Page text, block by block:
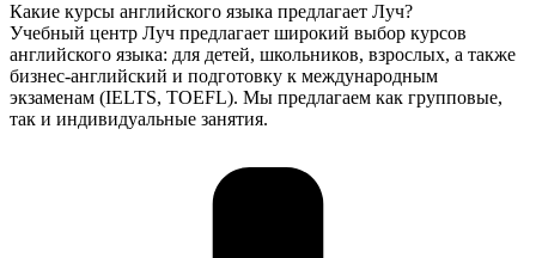
Какие курсы английского языка предлагает Луч?
Учебный центр Луч предлагает широкий выбор курсов
английского языка: для детей, школьников, взрослых, а также
бизнес-английский и подготовку к международным
экзаменам (IELTS, TOEFL). Мы предлагаем как групповые,
так и индивидуальные занятия.